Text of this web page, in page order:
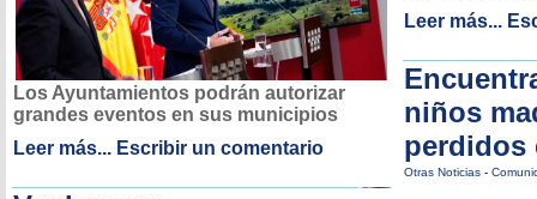
Los Ayuntamientos podrán autorizar
grandes eventos en sus municipios
Leer más... Escribir un comentario
Leer más...
niños
perdidos
Otras Noticias -